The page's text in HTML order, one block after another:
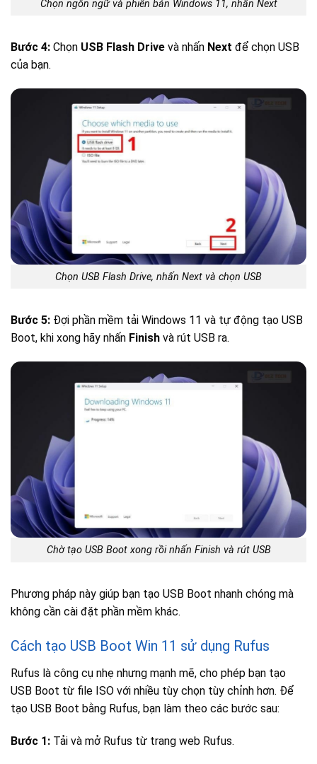
Chọn ngôn ngữ và phiên bản Windows 11, nhấn Next
Bước 4: Chọn USB Flash Drive và nhấn Next để chọn USB
của bạn.
Chọn USB Flash Drive, nhấn Next và chọn USB
Bước 5: Đợi phần mềm tải Windows 11 và tự động tạo USB
Boot, khi xong hãy nhấn Finish và rút USB ra.
Chờ tạo USB Boot xong rồi nhấn Finish và rút USB
Phương pháp này giúp bạn tạo USB Boot nhanh chóng mà
không cần cài đặt phần mềm khác.
Cách tạo USB Boot Win 11 sử dụng Rufus
Rufus là công cụ nhẹ nhưng mạnh mẽ, cho phép bạn tạo
USB Boot từ file ISO với nhiều tùy chọn tùy chỉnh hơn. Để
tạo USB Boot bằng Rufus, bạn làm theo các bước sau:
Bước 1: Tải và mở Rufus từ trang web Rufus.